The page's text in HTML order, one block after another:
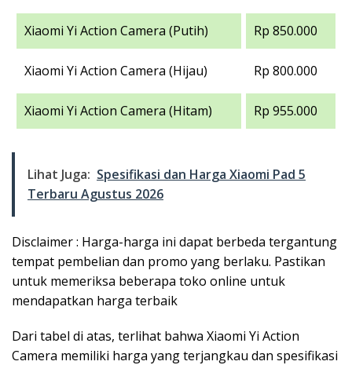
Xiaomi Yi Action Camera (Putih) Rp 850.000
Xiaomi Yi Action Camera (Hijau) Rp 800.000
Xiaomi Yi Action Camera (Hitam) Rp 955.000
Lihat Juga: Spesifikasi dan Harga Xiaomi Pad 5
Terbaru Agustus 2026
Disclaimer : Harga-harga ini dapat berbeda tergantung
tempat pembelian dan promo yang berlaku. Pastikan
untuk memeriksa beberapa toko online untuk
mendapatkan harga terbaik
Dari tabel di atas, terlihat bahwa Xiaomi Yi Action
Camera memiliki harga yang terjangkau dan spesifikasi